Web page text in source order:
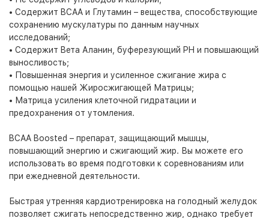
• Содержит BCAA и Глутамин – вещества, способствующие
сохранению мускулатуры по данным научных
исследований;
• Содержит Bета Аланин, буферезующий PH и повышающий
выносливость;
• Повышенная энергия и усиленное сжигание жира с
помощью нашей Жиросжигающей Матрицы;
• Матрица усиления клеточной гидратации и
предохранения от утомления.
BCAA Boosted – препарат, защищающий мышцы,
повышающий энергию и сжигающий жир. Вы можете его
использовать во время подготовки к соревнованиям или
при ежедневной деятельности.
Быстрая утренняя кардиотренировка на голодный желудок
позволяет сжигать непосредственно жир, однако требует